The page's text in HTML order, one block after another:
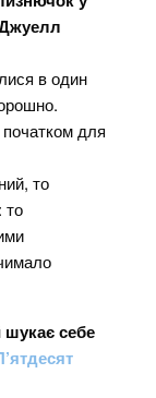
в один
початком для
то
то
шукає себе